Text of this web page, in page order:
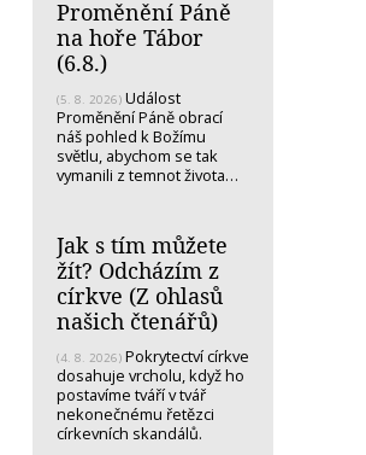
Proměnění Páně
na hoře Tábor
(6.8.)
(5. 8. 2026) Událost
Proměnění Páně obrací
náš pohled k Božímu
světlu, abychom se tak
vymanili z temnot života…
Jak s tím můžete
žít? Odcházím z
církve (Z ohlasů
našich čtenářů)
(4. 8. 2026) Pokrytectví církve
dosahuje vrcholu, když ho
postavíme tváří v tvář
nekonečnému řetězci
církevních skandálů.